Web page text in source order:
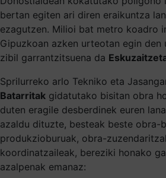
bertan egiten ari diren eraikuntza
ezagutzen. Milioi bat metro koadro
Gipuzkoan azken urteotan egin den
zibil garrantzitsuena da
Sprilurreko arlo Tekniko eta
Batarritak gidatutako bisitan obra
duten eragile desberdinek euren
azaldu dituzte, besteak beste obra-
produkzioburuak, obra-
koordinatzaileak, bereziki honako
azalpenak emanaz: